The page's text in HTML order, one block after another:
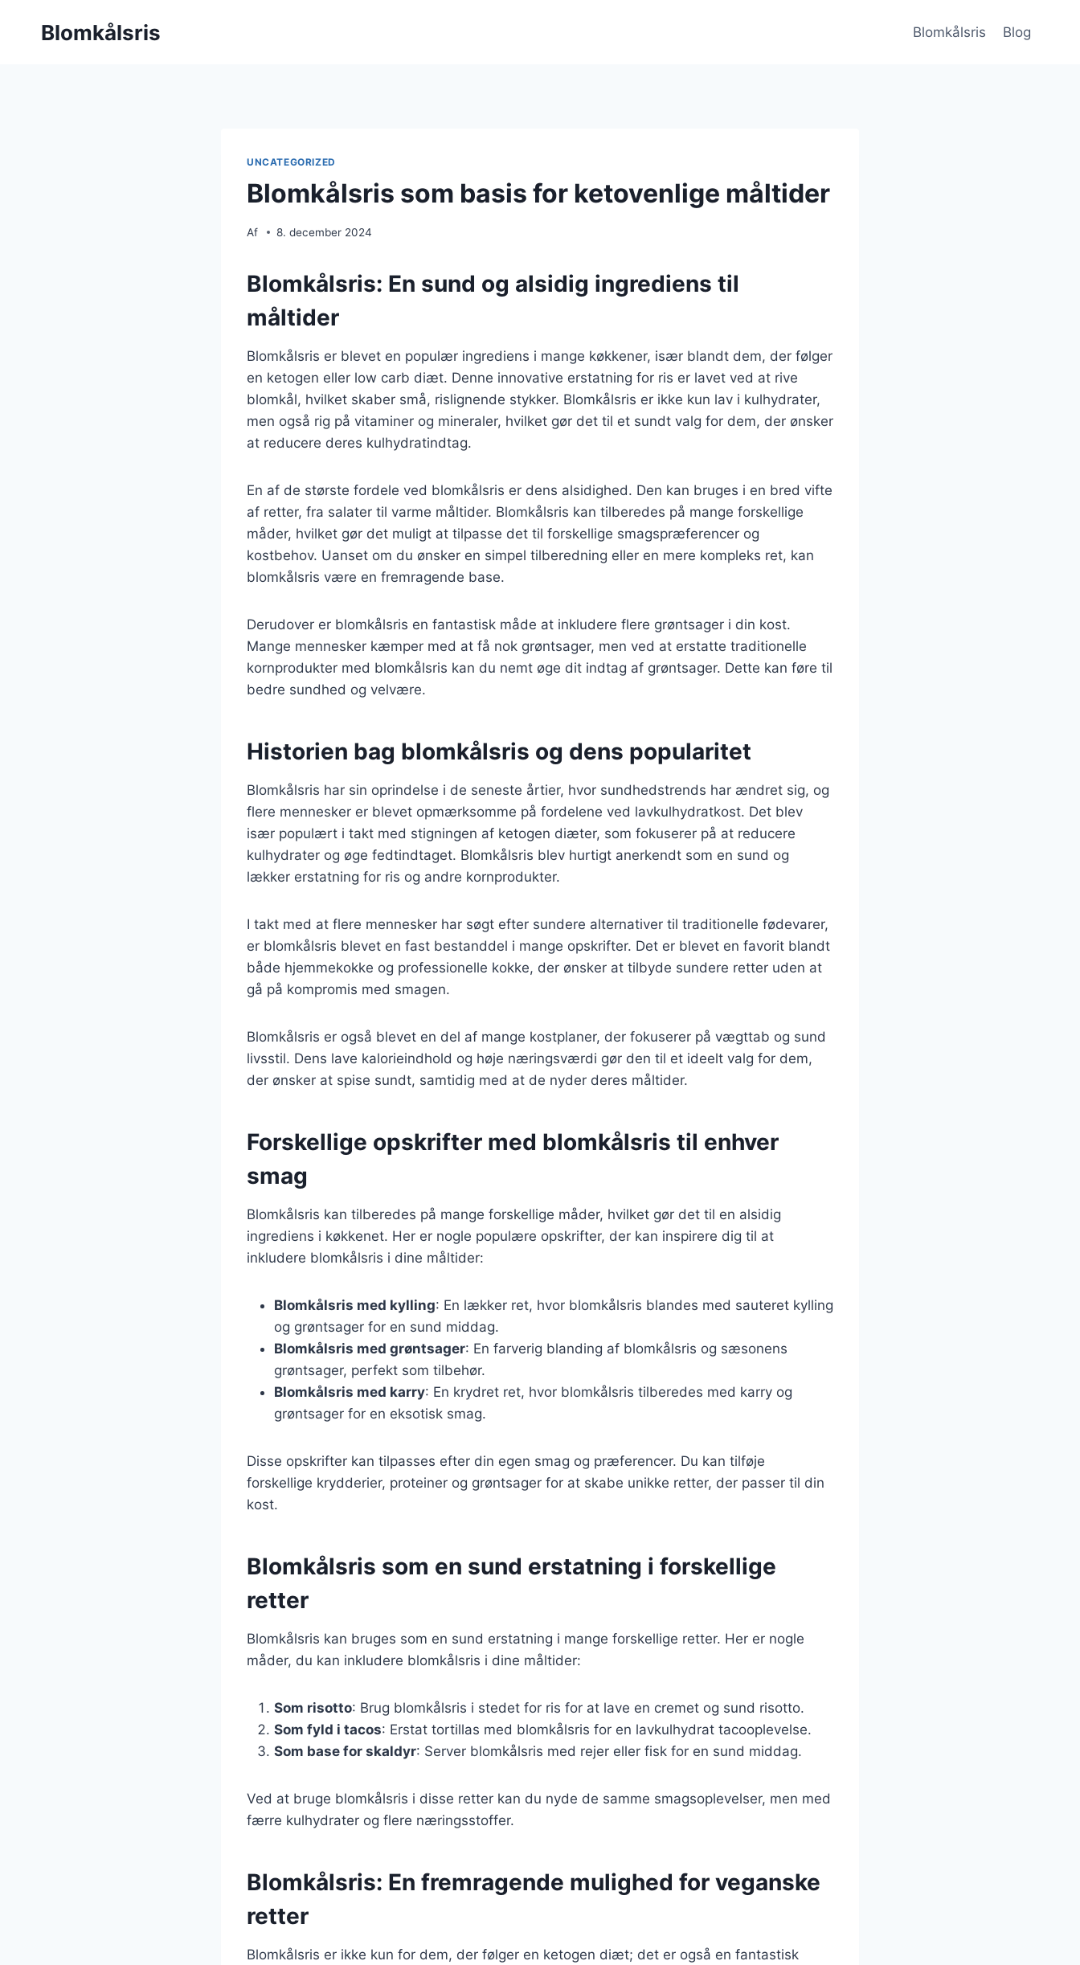
Blomkålsris Blomkålsris Blog
UNCATEGORIZED
Blomkålsris som basis for ketovenlige måltider
Af 8. december 2024
Blomkålsris: En sund og alsidig ingrediens til
måltider
Blomkålsris er blevet en populær ingrediens i mange køkkener, især blandt dem, der følger
en ketogen eller low carb diæt. Denne innovative erstatning for ris er lavet ved at rive
blomkål, hvilket skaber små, rislignende stykker. Blomkålsris er ikke kun lav i kulhydrater,
men også rig på vitaminer og mineraler, hvilket gør det til et sundt valg for dem, der ønsker
at reducere deres kulhydratindtag.
En af de største fordele ved blomkålsris er dens alsidighed. Den kan bruges i en bred vifte
af retter, fra salater til varme måltider. Blomkålsris kan tilberedes på mange forskellige
måder, hvilket gør det muligt at tilpasse det til forskellige smagspræferencer og
kostbehov. Uanset om du ønsker en simpel tilberedning eller en mere kompleks ret, kan
blomkålsris være en fremragende base.
Derudover er blomkålsris en fantastisk måde at inkludere flere grøntsager i din kost.
Mange mennesker kæmper med at få nok grøntsager, men ved at erstatte traditionelle
kornprodukter med blomkålsris kan du nemt øge dit indtag af grøntsager. Dette kan føre til
bedre sundhed og velvære.
Historien bag blomkålsris og dens popularitet
Blomkålsris har sin oprindelse i de seneste årtier, hvor sundhedstrends har ændret sig, og
flere mennesker er blevet opmærksomme på fordelene ved lavkulhydratkost. Det blev
især populært i takt med stigningen af ketogen diæter, som fokuserer på at reducere
kulhydrater og øge fedtindtaget. Blomkålsris blev hurtigt anerkendt som en sund og
lækker erstatning for ris og andre kornprodukter.
I takt med at flere mennesker har søgt efter sundere alternativer til traditionelle fødevarer,
er blomkålsris blevet en fast bestanddel i mange opskrifter. Det er blevet en favorit blandt
både hjemmekokke og professionelle kokke, der ønsker at tilbyde sundere retter uden at
gå på kompromis med smagen.
Blomkålsris er også blevet en del af mange kostplaner, der fokuserer på vægttab og sund
livsstil. Dens lave kalorieindhold og høje næringsværdi gør den til et ideelt valg for dem,
der ønsker at spise sundt, samtidig med at de nyder deres måltider.
Forskellige opskrifter med blomkålsris til enhver
smag
Blomkålsris kan tilberedes på mange forskellige måder, hvilket gør det til en alsidig
ingrediens i køkkenet. Her er nogle populære opskrifter, der kan inspirere dig til at
inkludere blomkålsris i dine måltider:
Blomkålsris med kylling: En lækker ret, hvor blomkålsris blandes med sauteret kylling
og grøntsager for en sund middag.
Blomkålsris med grøntsager: En farverig blanding af blomkålsris og sæsonens
grøntsager, perfekt som tilbehør.
Blomkålsris med karry: En krydret ret, hvor blomkålsris tilberedes med karry og
grøntsager for en eksotisk smag.
Disse opskrifter kan tilpasses efter din egen smag og præferencer. Du kan tilføje
forskellige krydderier, proteiner og grøntsager for at skabe unikke retter, der passer til din
kost.
Blomkålsris som en sund erstatning i forskellige
retter
Blomkålsris kan bruges som en sund erstatning i mange forskellige retter. Her er nogle
måder, du kan inkludere blomkålsris i dine måltider:
Som risotto: Brug blomkålsris i stedet for ris for at lave en cremet og sund risotto.
Som fyld i tacos: Erstat tortillas med blomkålsris for en lavkulhydrat tacooplevelse.
Som base for skaldyr: Server blomkålsris med rejer eller fisk for en sund middag.
Ved at bruge blomkålsris i disse retter kan du nyde de samme smagsoplevelser, men med
færre kulhydrater og flere næringsstoffer.
Blomkålsris: En fremragende mulighed for veganske
retter
Blomkålsris er ikke kun for dem, der følger en ketogen diæt; det er også en fantastisk